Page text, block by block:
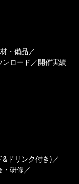
・備品
ロード 開催実績
ドリンク付き)
・研修